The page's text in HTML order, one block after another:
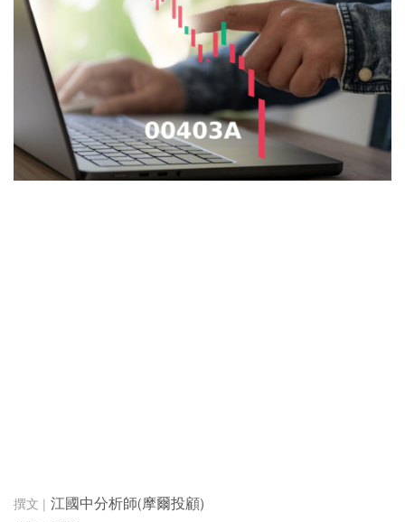
江國中分析師(摩爾投顧)